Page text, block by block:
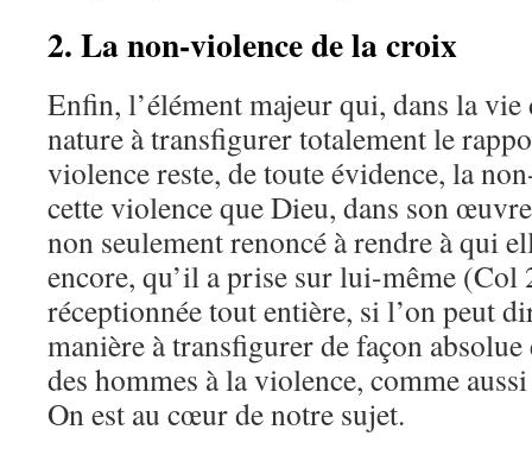
2. La non-violence de la croix
Enfin, l’élément majeur qui, dans la
nature à transfigurer totalement le
violence reste, de toute évidence, la
cette violence que Dieu, dans son
non seulement renoncé à rendre à qui
encore, qu’il a prise sur lui-même (Col
réceptionnée tout entière, si l’on peut
manière à transfigurer de façon
des hommes à la violence, comme
On est au cœur de notre sujet.